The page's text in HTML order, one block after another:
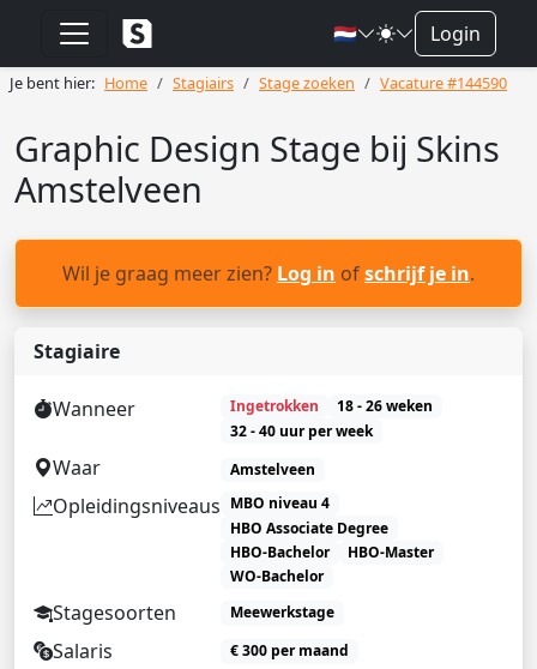
🇳🇱 Login
Je bent hier: Home Stagiairs Stage zoeken Vacature #144590
Graphic Design Stage bij Skins
Amstelveen
Wil je graag meer zien? Log in ofschrijf je in.
Stagiaire
Wanneer Ingetrokken
18 - 26 weken
32 - 40 uur per week
Waar Amstelveen
Opleidingsniveaus MBO niveau 4
HBO Associate Degree
HBO-Bachelor
HBO-Master
WO-Bachelor
Stagesoorten Meewerkstage
Salaris € 300 per maand